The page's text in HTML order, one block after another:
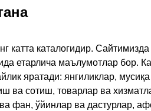
катта каталогидир.
етарлича маълумотлар бор.
яратади: янгиликлар,
ва сотиш, товарлар ва
фан, ўйинлар ва дастурлар,